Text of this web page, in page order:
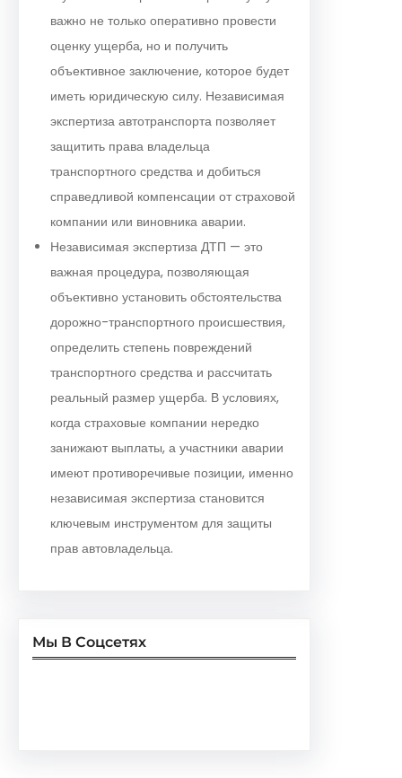
важно не только оперативно провести
оценку ущерба, но и получить
объективное заключение, которое будет
иметь юридическую силу. Независимая
экспертиза автотранспорта позволяет
защитить права владельца
транспортного средства и добиться
справедливой компенсации от страховой
компании или виновника аварии.
Независимая экспертиза ДТП — это
важная процедура, позволяющая
объективно установить обстоятельства
дорожно-транспортного происшествия,
определить степень повреждений
транспортного средства и рассчитать
реальный размер ущерба. В условиях,
когда страховые компании нередко
занижают выплаты, а участники аварии
имеют противоречивые позиции, именно
независимая экспертиза становится
ключевым инструментом для защиты
прав автовладельца.
Мы В Соцсетях